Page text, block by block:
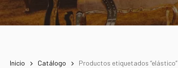
Inicio Catálogo Productos etiquetados “elástico”